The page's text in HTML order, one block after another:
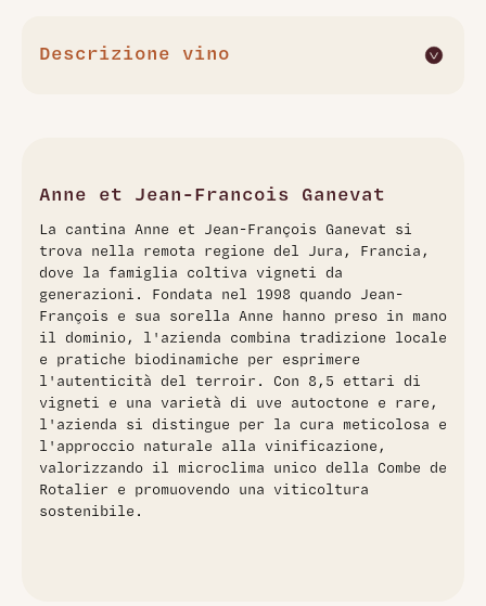
Descrizione vino
impreziositi da delicate note floreali, speziate e poivrade. In
leggeri cenni gassosi e finale salino persistente. Prodotto
con approccio naturale, da uve bio/biodinamiche, incarna
la filosofia Ganevat: vini di soif intelligenti, equilibrati e
territoriali. Ideale per aperitivi conviviali o piatti leggeri,
servito leggermente fresco. Annata 2024, dal Jura, celebra
la spontaneità e il piacere immediato.
Anne et Jean-Francois Ganevat
La cantina Anne et Jean-François Ganevat si
trova nella remota regione del Jura, Francia,
dove la famiglia coltiva vigneti da
generazioni. Fondata nel 1998 quando Jean-
François e sua sorella Anne hanno preso in mano
il dominio, l'azienda combina tradizione locale
e pratiche biodinamiche per esprimere
l'autenticità del terroir. Con 8,5 ettari di
vigneti e una varietà di uve autoctone e rare,
l'azienda si distingue per la cura meticolosa e
l'approccio naturale alla vinificazione,
valorizzando il microclima unico della Combe de
Rotalier e promuovendo una viticoltura
sostenibile.